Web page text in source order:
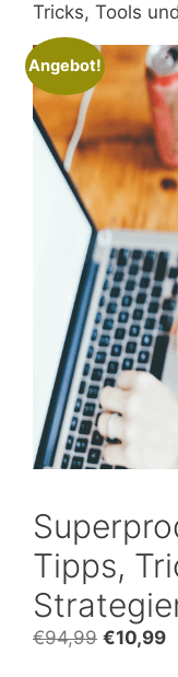
Tricks, Tools
Angebot!
Tipps,
€94,99 €10,99